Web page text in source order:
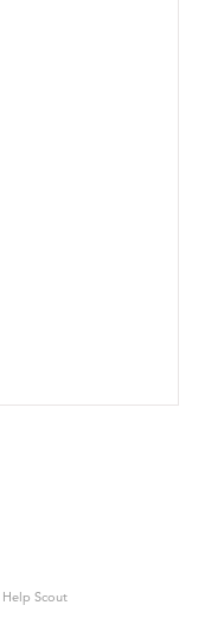
Help Scout